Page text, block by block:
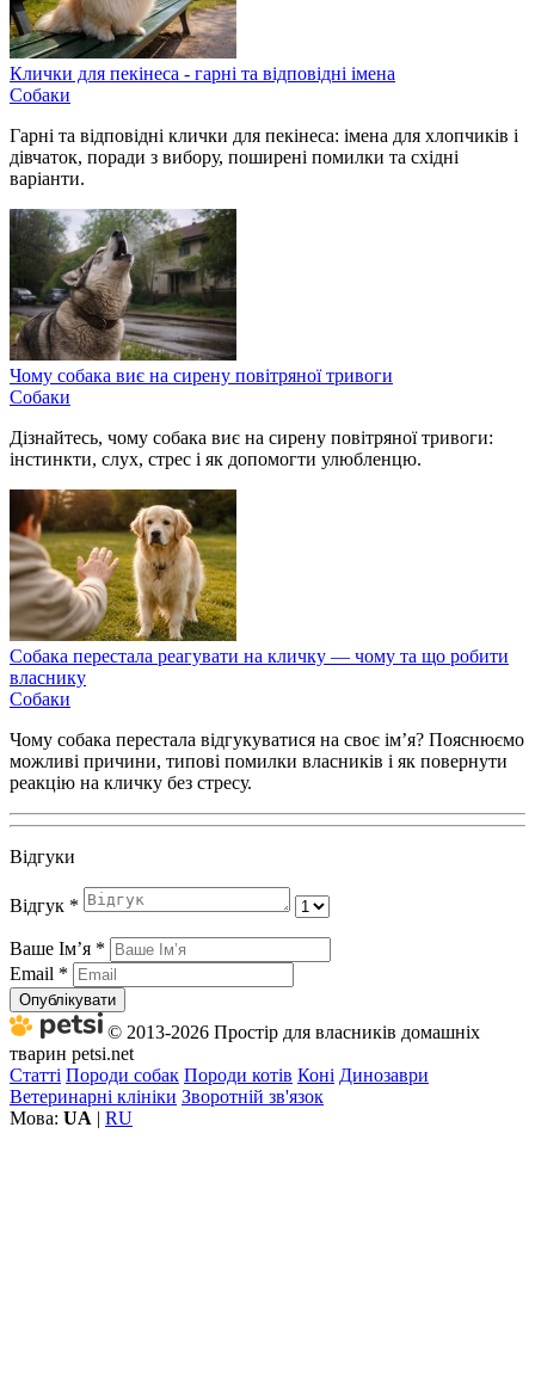
Клички для пекінеса - гарні та відповідні імена
Собаки
Гарні та відповідні клички для пекінеса: імена для хлопчиків і
дівчаток, поради з вибору, поширені помилки та східні
варіанти.
Чому собака виє на сирену повітряної тривоги
Собаки
Дізнайтесь, чому собака виє на сирену повітряної тривоги:
інстинкти, слух, стрес і як допомогти улюбленцю.
Собака перестала реагувати на кличку — чому та що робити
власнику
Собаки
Чому собака перестала відгукуватися на своє ім’я? Пояснюємо
можливі причини, типові помилки власників і як повернути
реакцію на кличку без стресу.
Відгуки
Відгук *
Ваше Імʼя *
Email *
Опублікувати
© 2013-2026 Простір для власників домашніх
тварин petsi.net
Статті Породи собак Породи котів Коні Динозаври
Ветеринарні клініки Зворотній зв'язок
Мова: UA | RU